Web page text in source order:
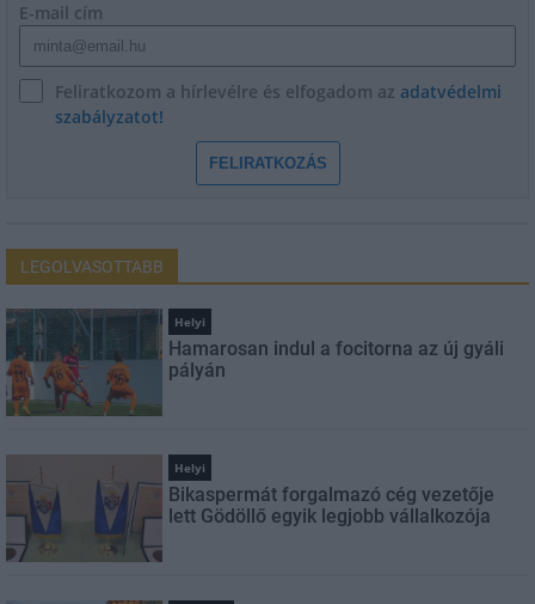
E-mail cím
Feliratkozom a hírlevélre és elfogadom az adatvédelmi
szabályzatot!
FELIRATKOZÁS
LEGOLVASOTTABB
Helyi
Hamarosan indul a focitorna az új gyáli
pályán
Helyi
Bikaspermát forgalmazó cég vezetője
lett Gödöllő egyik legjobb vállalkozója